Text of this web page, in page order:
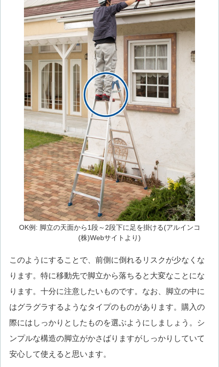
OK例: 脚立の天面から1段～2段下に足を掛ける(アルインコ
(株)Webサイトより)
このようにすることで、前側に倒れるリスクが少なくな
ります。特に移動先で脚立から落ちると大変なことにな
ります。十分に注意したいものです。なお、脚立の中に
はグラグラするようなタイプのものがあります。購入の
際にはしっかりとしたものを選ぶようにしましょう。シ
ンプルな構造の脚立がかさばりますがしっかりしていて
安心して使えると思います。